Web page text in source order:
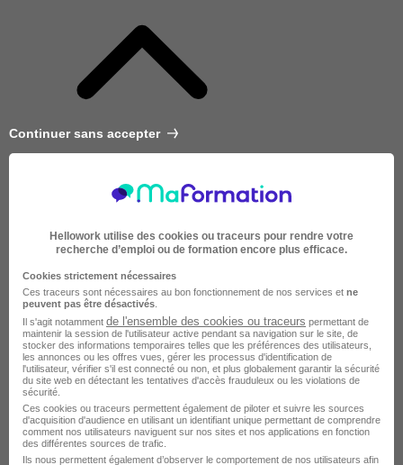
Très courte
Continuer sans accepter
Hellowork utilise des cookies ou traceurs pour rendre votre
recherche d’emploi ou de formation encore plus efficace.
Cookies strictement nécessaires
Ces traceurs sont nécessaires au bon fonctionnement de nos services et ne
peuvent pas être désactivés
Il s'agit notamment de l'ensemble des cookies ou traceurs permettant de
maintenir la session de l'utilisateur active pendant sa navigation sur le site, de
stocker des informations temporaires telles que les préférences des utilisateurs,
les annonces ou les offres vues, gérer les processus d'identification de
l'utilisateur, vérifier s'il est connecté ou non, et plus globalement garantir la sécurité
du site web en détectant les tentatives d'accès frauduleux ou les violations de
sécurité.
Ces cookies ou traceurs permettent également de piloter et suivre les sources
d'acquisition d'audience en utilisant un identifiant unique permettant de comprendre
comment nos utilisateurs naviguent sur nos sites et nos applications en fonction
des différentes sources de trafic.
Ils nous permettent également d’observer le comportement de nos utilisateurs afin